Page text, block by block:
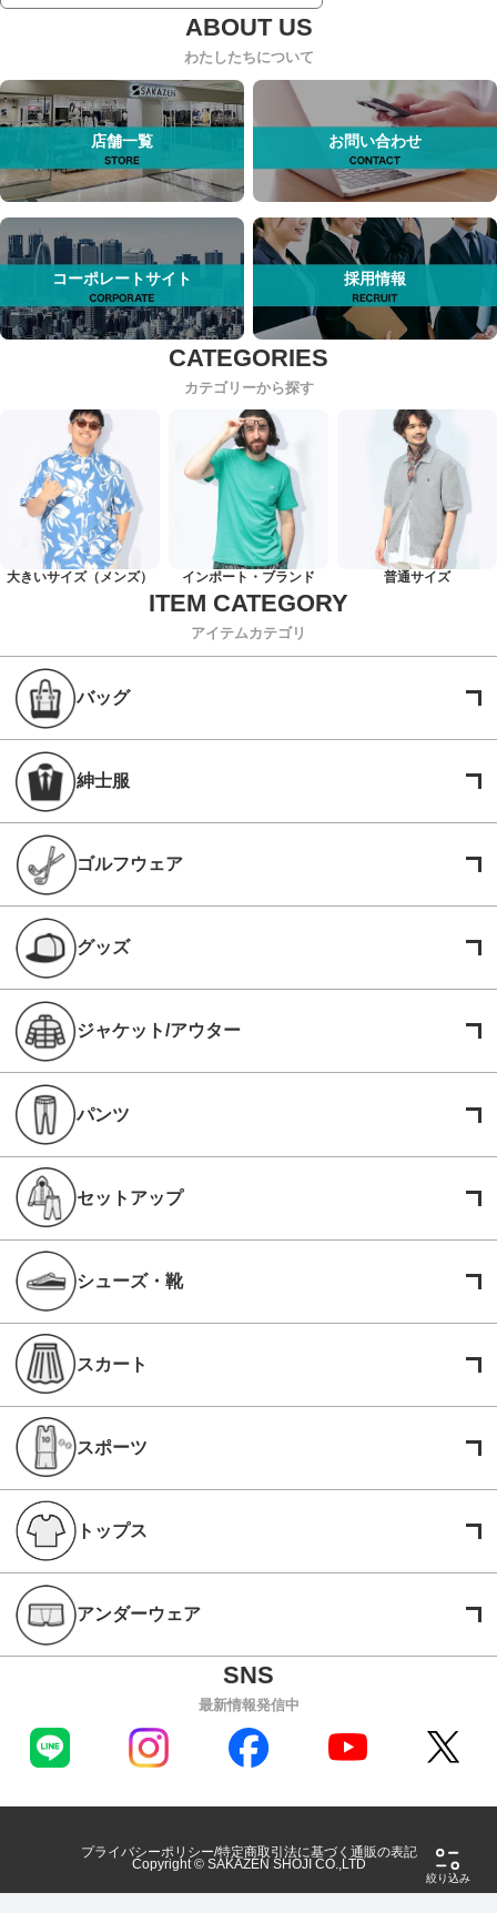
絞り込み
わたしたちについて
店舗一覧 お問い合わせ
コーポレートサイト 採用情報
カテゴリーから探す
大きいサイズ（メンズ） インポート・ブランド 普通サイズ
アイテムカテゴリ
バッグ
紳士服
ゴルフウェア
グッズ
ジャケット/アウター
パンツ
セットアップ
シューズ・靴
スカート
スポーツ
トップス
アンダーウェア
最新情報発信中
プライバシーポリシー 特定商取引法に基づく通販の表記
Copyright © SAKAZEN SHOJI CO.,LTD